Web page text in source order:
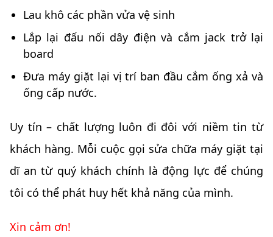
Lau khô các phần vửa vệ sinh
Lắp lại đấu nối dây điện và cắm jack trở lại
board
Đưa máy giặt lại vị trí ban đầu cắm ống xả và
ống cấp nước.
Uy tín – chất lượng luôn đi đôi với niềm tin từ
khách hàng. Mỗi cuộc gọi sửa chữa máy giặt tại
dĩ an từ quý khách chính là động lực để chúng
tôi có thể phát huy hết khả năng của mình.
Xin cảm ơn!